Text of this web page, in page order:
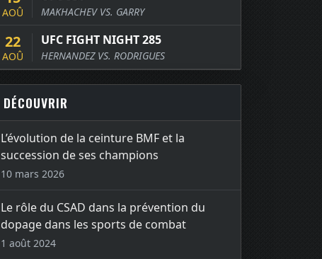
AOÛ MAKHACHEV VS. GARRY
22
AOÛ
UFC FIGHT NIGHT 285
HERNANDEZ VS. RODRIGUES
DÉCOUVRIR
L’évolution de la ceinture BMF et la
succession de ses champions
10 mars 2026
Le rôle du CSAD dans la prévention du
dopage dans les sports de combat
1 août 2024